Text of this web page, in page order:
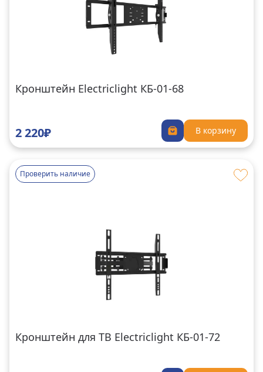
Кронштейн Electriclight КБ-01-68
2 220₽ В корзину
Проверить наличие
Кронштейн для ТВ Electriclight КБ-01-72